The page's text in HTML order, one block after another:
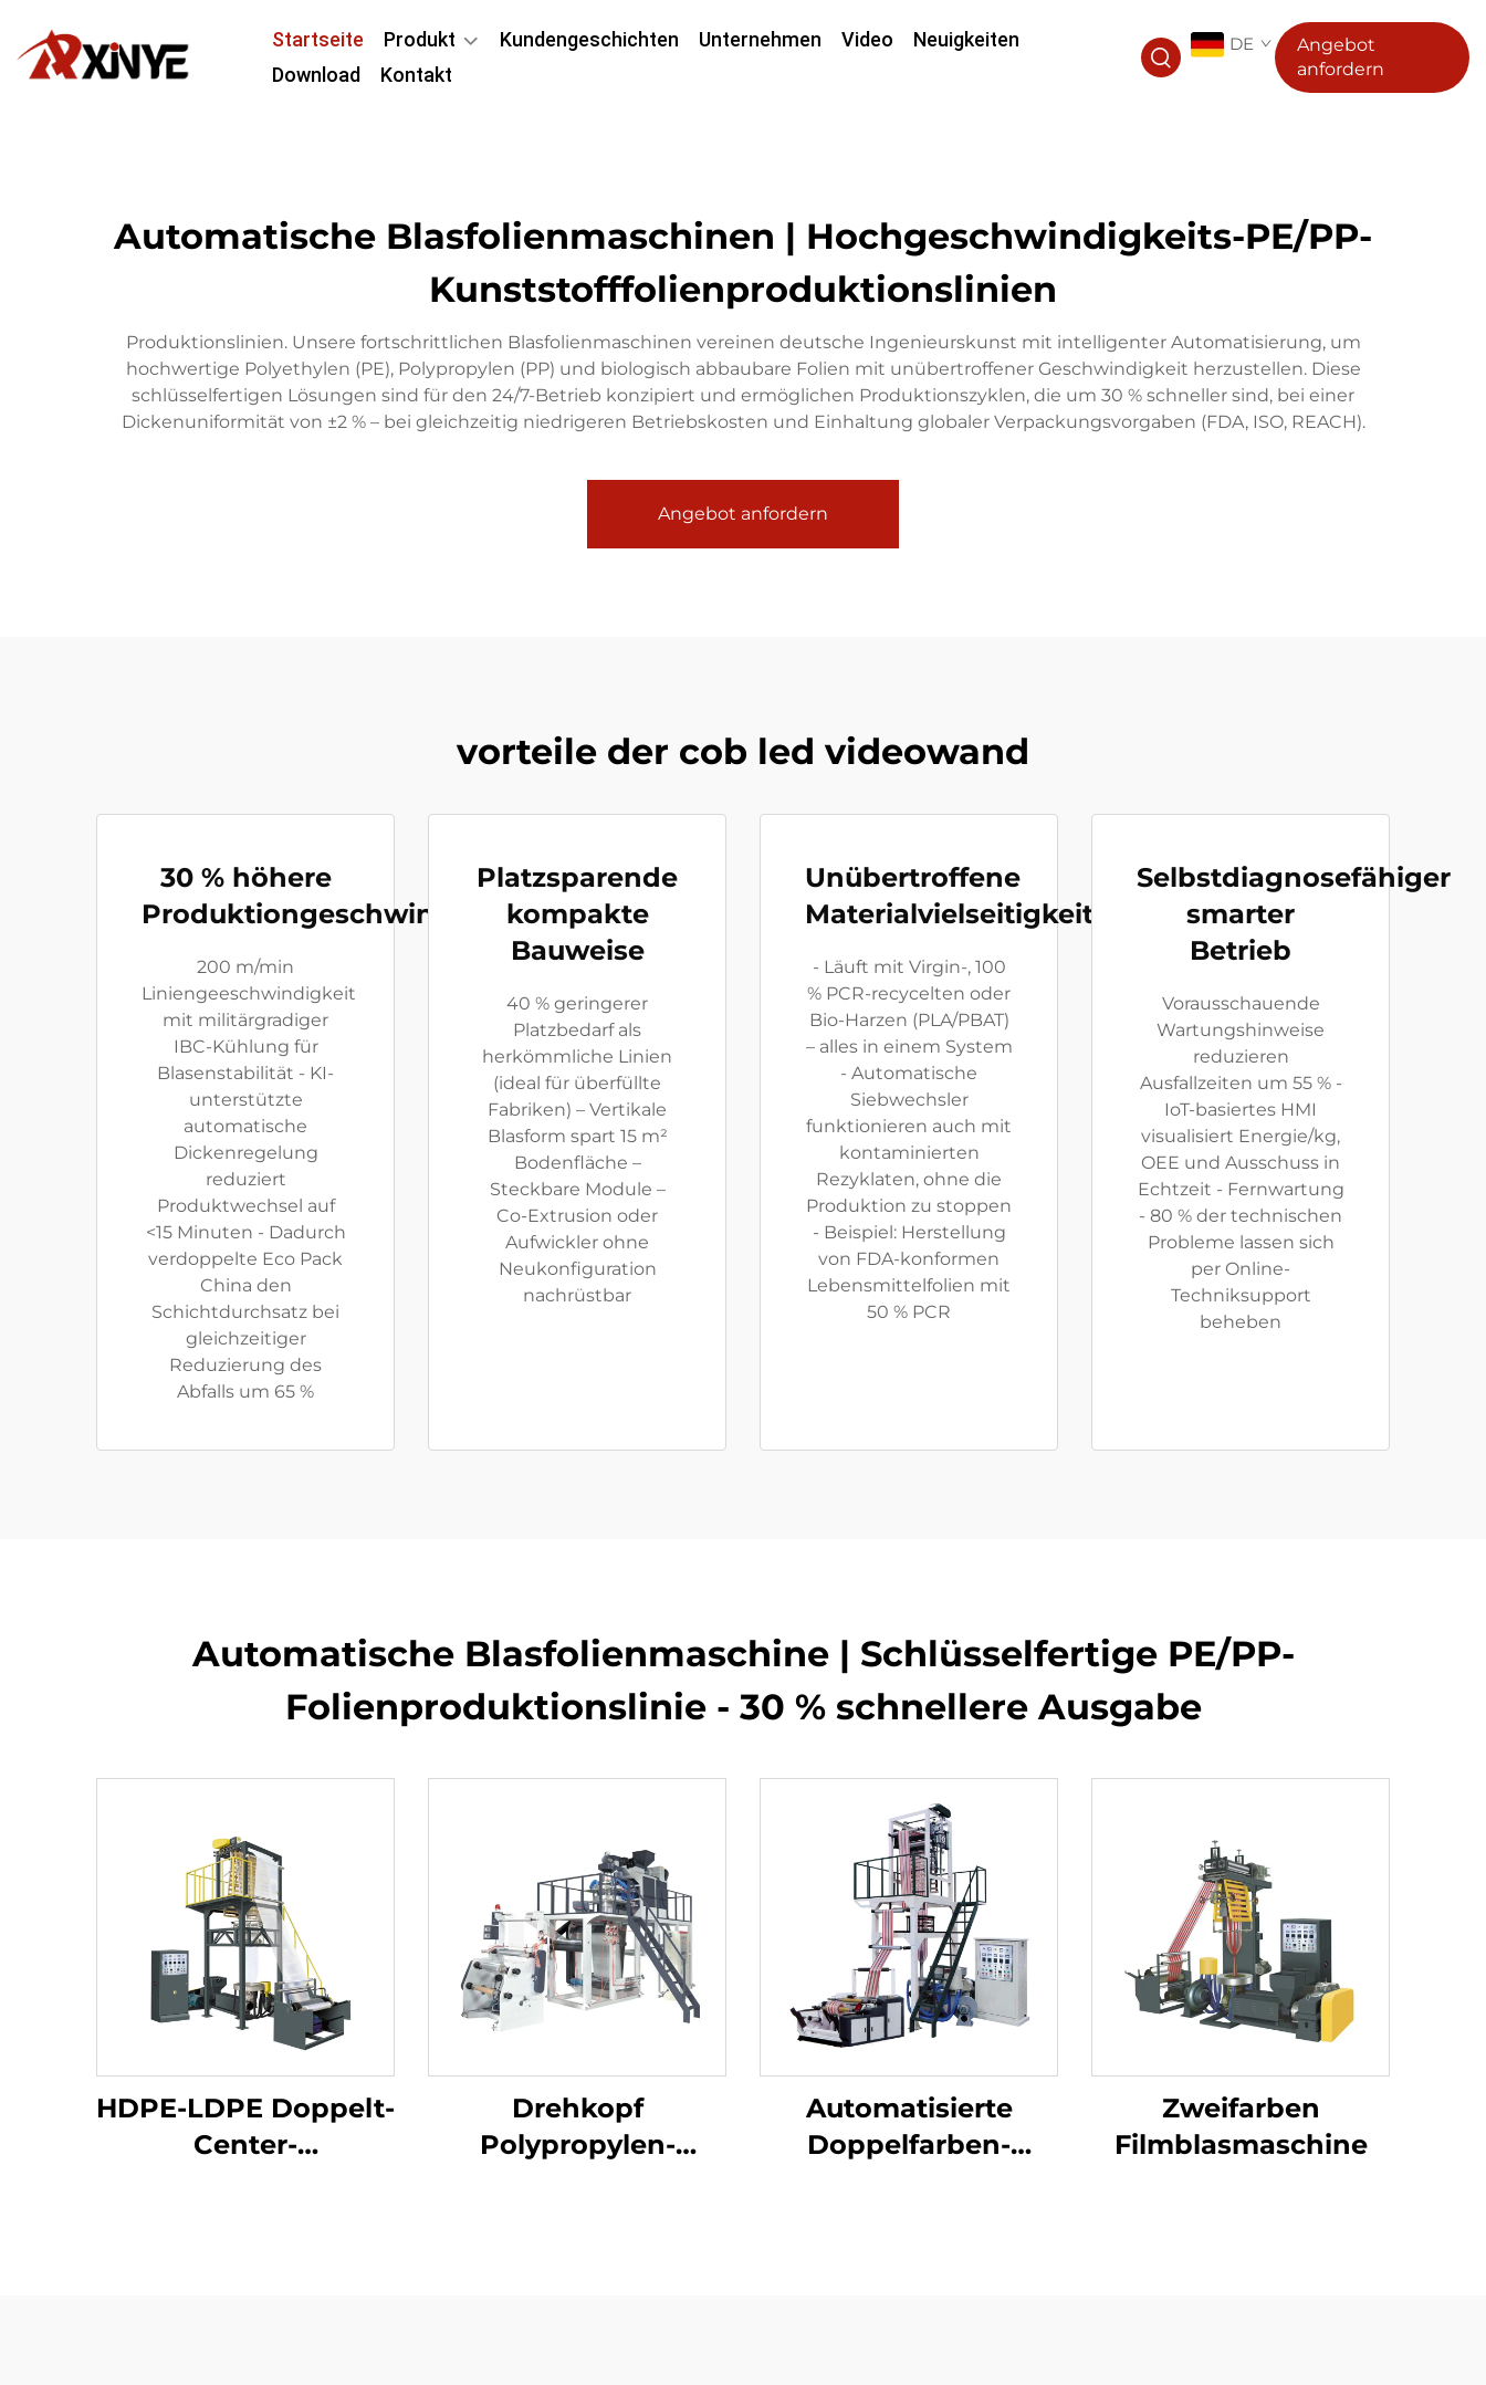
Startseite Produkt Kundengeschichten Unternehmen Video
Neuigkeiten
Download
Kontakt
DE
Angebot
anfordern
Automatische Blasfolienmaschinen | Hochgeschwindigkeits-PE/PP-
Kunststofffolienproduktionslinien
Produktionslinien. Unsere fortschrittlichen Blasfolienmaschinen vereinen deutsche Ingenieurskunst mit intelligenter Automatisierung, um
hochwertige Polyethylen (PE), Polypropylen (PP) und biologisch abbaubare Folien mit unübertroffener Geschwindigkeit herzustellen. Diese
schlüsselfertigen Lösungen sind für den 24/7-Betrieb konzipiert und ermöglichen Produktionszyklen, die um 30 % schneller sind, bei einer
Dickenuniformität von ±2 % – bei gleichzeitig niedrigeren Betriebskosten und Einhaltung globaler Verpackungsvorgaben (FDA, ISO, REACH).
Angebot anfordern
vorteile der cob led videowand
30 % höhere
Produktiongeschwindigkeit
200 m/min
Liniengeeschwindigkeit
mit militärgradiger
IBC-Kühlung für
Blasenstabilität - KI-
unterstützte
automatische
Dickenregelung
reduziert
Produktwechsel auf
<15 Minuten - Dadurch
verdoppelte Eco Pack
China den
Schichtdurchsatz bei
gleichzeitiger
Reduzierung des
Abfalls um 65 %
Platzsparende
kompakte
Bauweise
40 % geringerer
Platzbedarf als
herkömmliche Linien
(ideal für überfüllte
Fabriken) – Vertikale
Blasform spart 15 m²
Bodenfläche –
Steckbare Module –
Co-Extrusion oder
Aufwickler ohne
Neukonfiguration
nachrüstbar
Unübertroffene
Materialvielseitigkeit
- Läuft mit Virgin-, 100
% PCR-recycelten oder
Bio-Harzen (PLA/PBAT)
– alles in einem System
- Automatische
Siebwechsler
funktionieren auch mit
kontaminierten
Rezyklaten, ohne die
Produktion zu stoppen
- Beispiel: Herstellung
von FDA-konformen
Lebensmittelfolien mit
50 % PCR
Selbstdiagnosefähiger
smarter
Betrieb
Vorausschauende
Wartungshinweise
reduzieren
Ausfallzeiten um 55 % -
IoT-basiertes HMI
visualisiert Energie/kg,
OEE und Ausschuss in
Echtzeit - Fernwartung
- 80 % der technischen
Probleme lassen sich
per Online-
Techniksupport
beheben
Automatische Blasfolienmaschine | Schlüsselfertige PE/PP-
Folienproduktionslinie - 30 % schnellere Ausgabe
HDPE-LDPE Doppelt-
Center-
Drehkopf
Polypropylen-
Automatisierte
Doppelfarben-
Zweifarben
Filmblasmaschine